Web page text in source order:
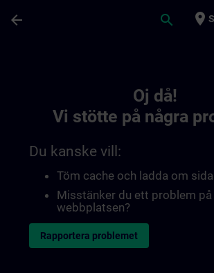
arrow_back search place
Oj då!
Vi stötte på några
Du kanske vill:
Töm cache och ladda om
Misstänker du ett problem på
webbplatsen?
Rapportera problemet